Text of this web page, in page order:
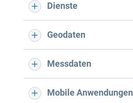
Dienste
Geodaten
Messdaten
Mobile Anwendungen